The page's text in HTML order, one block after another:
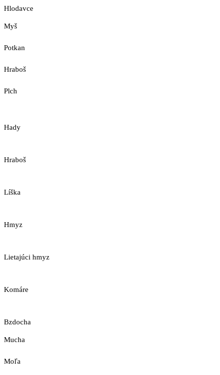
Hlodavce
Myš
Potkan
Hraboš
Plch
Hady
Hraboš
Líška
Hmyz
Lietajúci hmyz
Komáre
Bzdocha
Mucha
Moľa